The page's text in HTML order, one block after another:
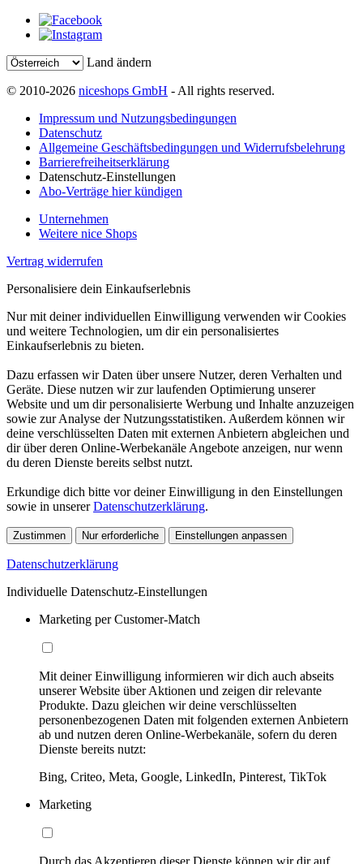
Land ändern
© 2010-2026 niceshops GmbH - All rights reserved.
Impressum und Nutzungsbedingungen
Datenschutz
Allgemeine Geschäftsbedingungen und Widerrufsbelehrung
Barrierefreiheitserklärung
Datenschutz-Einstellungen
Abo-Verträge hier kündigen
Unternehmen
Weitere nice Shops
Vertrag widerrufen
Personalisiere dein Einkaufserlebnis
Nur mit deiner individuellen Einwilligung verwenden wir Cookies
und weitere Technologien, um dir ein personalisiertes
Einkaufserlebnis zu bieten.
Dazu erfassen wir Daten über unsere Nutzer, deren Verhalten und
Geräte. Diese nutzen wir zur laufenden Optimierung unserer
Website und um dir personalisierte Werbung und Inhalte anzuzeigen
sowie zur Analyse der Nutzungsstatistiken. Außerdem können wir
deine verschlüsselten Daten mit externen Anbietern abgleichen und
dir über deren Online-Werbekanäle Angebote anzeigen, nur wenn
du deren Dienste bereits selbst nutzt.
Erkundige dich bitte vor deiner Einwilligung in den Einstellungen
sowie in unsererDatenschutzerklärung.
Zustimmen Nur erforderliche Einstellungen anpassen
Datenschutzerklärung
Individuelle Datenschutz-Einstellungen
Marketing per Customer-Match
Mit deiner Einwilligung informieren wir dich auch abseits
unserer Website über Aktionen und zeigen dir relevante
Produkte. Dazu gleichen wir deine verschlüsselten
personenbezogenen Daten mit folgenden externen Anbietern
ab und nutzen deren Online-Werbekanäle, sofern du deren
Dienste bereits nutzt:
Bing, Criteo, Meta, Google, LinkedIn, Pinterest, TikTok
Marketing
Durch das Akzeptieren dieser Dienste können wir dir auf